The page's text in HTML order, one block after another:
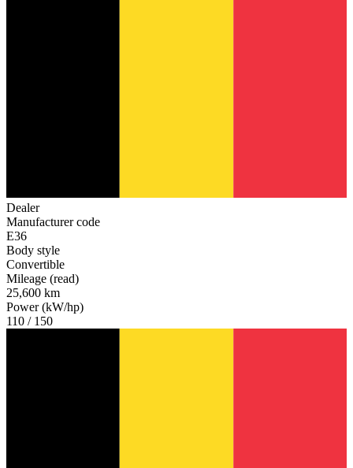
Dealer
Manufacturer code
E36
Body style
Convertible
Mileage (read)
25,600 km
Power (kW/hp)
110 / 150